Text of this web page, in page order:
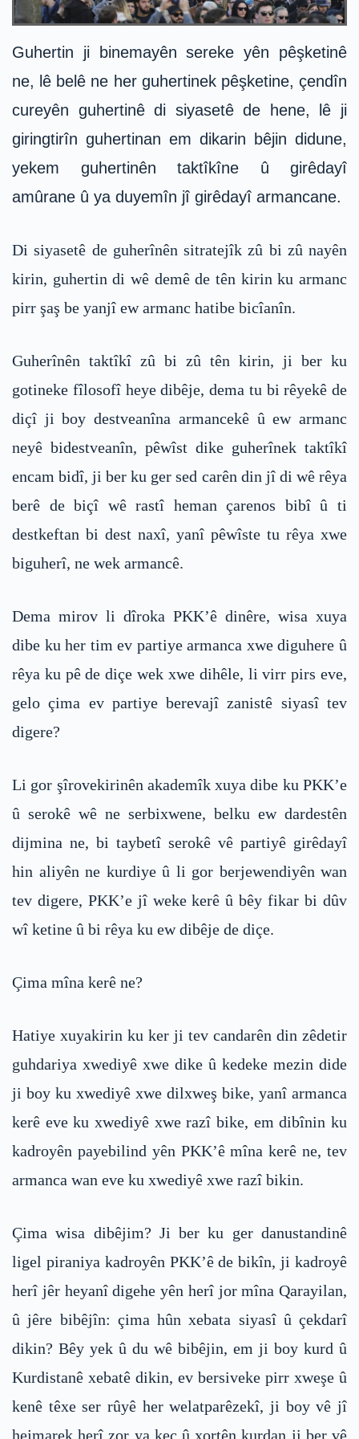
Guhertin ji binemayên sereke yên pêşketinê
ne, lê belê ne her guhertinek pêşketine, çendîn
cureyên guhertinê di siyasetê de hene, lê ji
giringtirîn guhertinan em dikarin bêjin didune,
yekem guhertinên taktîkîne û girêdayî
amûrane û ya duyemîn jî girêdayî armancane.
Di siyasetê de guherînên sitratejîk zû bi zû nayên
kirin, guhertin di wê demê de tên kirin ku armanc
pirr şaş be yanjî ew armanc hatibe bicîanîn.
Guherînên taktîkî zû bi zû tên kirin, ji ber ku
gotineke fîlosofî heye dibêje, dema tu bi rêyekê de
diçî ji boy destveanîna armancekê û ew armanc
neyê bidestveanîn, pêwîst dike guherînek taktîkî
encam bidî, ji ber ku ger sed carên din jî di wê rêya
berê de biçî wê rastî heman çarenos bibî û ti
destkeftan bi dest naxî, yanî pêwîste tu rêya xwe
biguherî, ne wek armancê.
Dema mirov li dîroka PKK’ê dinêre, wisa xuya
dibe ku her tim ev partiye armanca xwe diguhere û
rêya ku pê de diçe wek xwe dihêle, li virr pirs eve,
gelo çima ev partiye berevajî zanistê siyasî tev
digere?
Li gor şîrovekirinên akademîk xuya dibe ku PKK’e
û serokê wê ne serbixwene, belku ew dardestên
dijmina ne, bi taybetî serokê vê partiyê girêdayî
hin aliyên ne kurdiye û li gor berjewendiyên wan
tev digere, PKK’e jî weke kerê û bêy fikar bi dûv
wî ketine û bi rêya ku ew dibêje de diçe.
Çima mîna kerê ne?
Hatiye xuyakirin ku ker ji tev candarên din zêdetir
guhdariya xwediyê xwe dike û kedeke mezin dide
ji boy ku xwediyê xwe dilxweş bike, yanî armanca
kerê eve ku xwediyê xwe razî bike, em dibînin ku
kadroyên payebilind yên PKK’ê mîna kerê ne, tev
armanca wan eve ku xwediyê xwe razî bikin.
Çima wisa dibêjim? Ji ber ku ger danustandinê
ligel piraniya kadroyên PKK’ê de bikîn, ji kadroyê
herî jêr heyanî digehe yên herî jor mîna Qarayilan,
û jêre bibêjîn: çima hûn xebata siyasî û çekdarî
dikin? Bêy yek û du wê bibêjin, em ji boy kurd û
Kurdistanê xebatê dikin, ev bersiveke pirr xweşe û
kenê têxe ser rûyê her welatparêzekî, ji boy vê jî
hejmarek herî zor ya keç û xortên kurdan ji ber vê